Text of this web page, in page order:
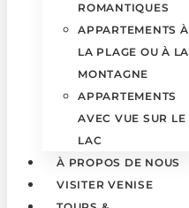
ROMANTIQUES
APPARTEMENTS À
LA PLAGE OU À LA
MONTAGNE
APPARTEMENTS
AVEC VUE SUR LE
LAC
À PROPOS DE NOUS
VISITER VENISE